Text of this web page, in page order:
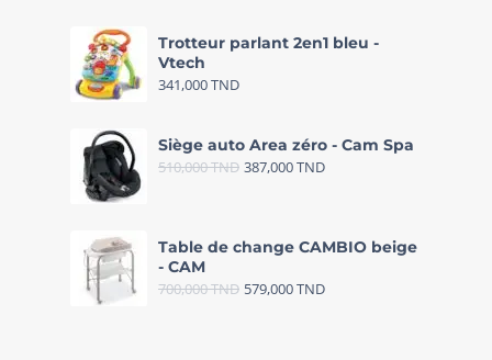
Trotteur parlant 2en1 bleu -
Vtech
341,000TND
Siège auto Area zéro - Cam Spa
510,000TND 387,000TND
Table de change CAMBIO beige
- CAM
700,000TND 579,000TND